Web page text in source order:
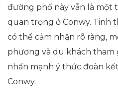
đường phố này vẫn là một
quan trọng ở Conwy. Tinh
có thể cảm nhận rõ ràng,
phương và du khách tham
nhấn mạnh ý thức đoàn
Conwy.